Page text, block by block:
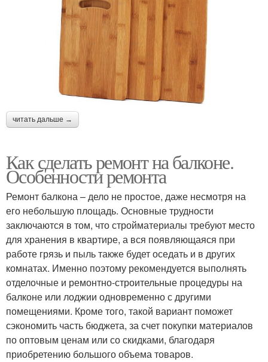
читать дальше →
Как сделать ремонт на балконе.
Особенности ремонта
Ремонт балкона – дело не простое, даже несмотря на
его небольшую площадь. Основные трудности
заключаются в том, что стройматериалы требуют место
для хранения в квартире, а вся появляющаяся при
работе грязь и пыль также будет оседать и в других
комнатах. Именно поэтому рекомендуется выполнять
отделочные и ремонтно-строительные процедуры на
балконе или лоджии одновременно с другими
помещениями. Кроме того, такой вариант поможет
сэкономить часть бюджета, за счет покупки материалов
по оптовым ценам или со скидками, благодаря
приобретению большого объема товаров.